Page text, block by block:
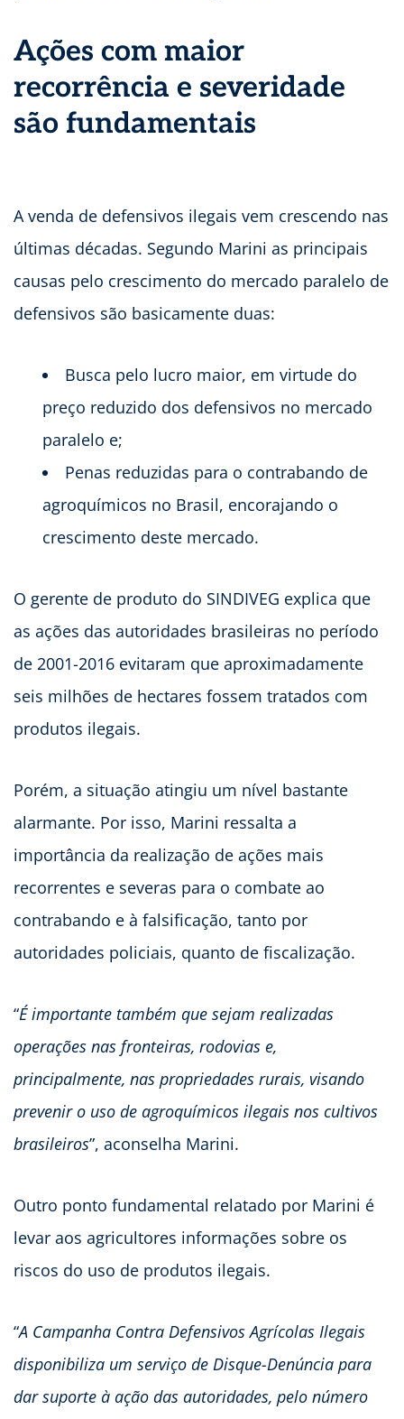
Ações com maior
recorrência e severidade
são fundamentais
A venda de defensivos ilegais vem crescendo nas
últimas décadas. Segundo Marini as principais
causas pelo crescimento do mercado paralelo de
defensivos são basicamente duas:
Busca pelo lucro maior, em virtude do
preço reduzido dos defensivos no mercado
paralelo e;
Penas reduzidas para o contrabando de
agroquímicos no Brasil, encorajando o
crescimento deste mercado.
O gerente de produto do SINDIVEG explica que
as ações das autoridades brasileiras no período
de 2001-2016 evitaram que aproximadamente
seis milhões de hectares fossem tratados com
produtos ilegais.
Porém, a situação atingiu um nível bastante
alarmante. Por isso, Marini ressalta a
importância da realização de ações mais
recorrentes e severas para o combate ao
contrabando e à falsificação, tanto por
autoridades policiais, quanto de fiscalização.
“É importante também que sejam realizadas
operações nas fronteiras, rodovias e,
principalmente, nas propriedades rurais, visando
prevenir o uso de agroquímicos ilegais nos cultivos
brasileiros”, aconselha Marini.
Outro ponto fundamental relatado por Marini é
levar aos agricultores informações sobre os
riscos do uso de produtos ilegais.
“A Campanha Contra Defensivos Agrícolas Ilegais
disponibiliza um serviço de Disque-Denúncia para
dar suporte à ação das autoridades, pelo número